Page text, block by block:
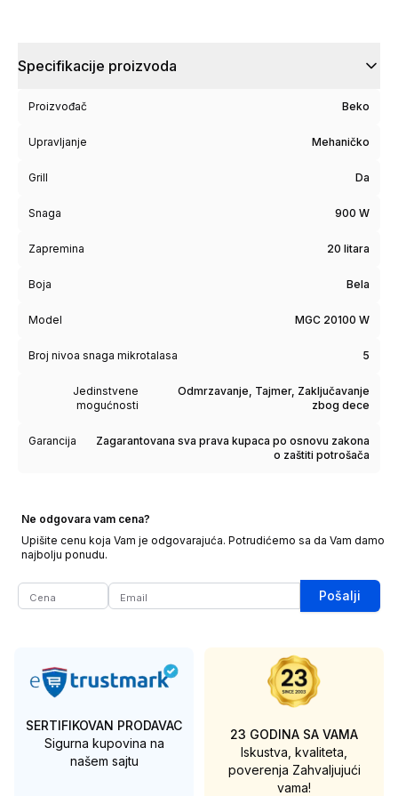
Specifikacije proizvoda
Proizvođač Beko
Upravljanje Mehaničko
Grill Da
Snaga 900 W
Zapremina 20 litara
Boja Bela
Model MGC 20100 W
Broj nivoa snaga mikrotalasa 5
Jedinstvene
mogućnosti
Odmrzavanje, Tajmer, Zaključavanje
zbog dece
Garancija
Zagarantovana sva prava kupaca po osnovu zakona
o zaštiti potrošača
Ne odgovara vam cena?
Upišite cenu koja Vam je odgovarajuća. Potrudićemo sa da Vam damo
najbolju ponudu.
Pošalji
SERTIFIKOVAN PRODAVAC
Sigurna kupovina na
našem sajtu
23 GODINA SA VAMA
Iskustva, kvaliteta,
poverenja Zahvaljujući
vama!